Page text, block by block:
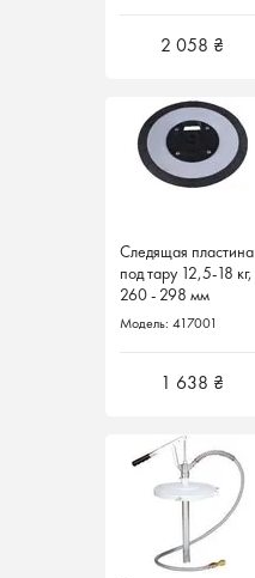
2 058 ₴
Следящая пластина
под тару 12,5-18 кг,
260 - 298 мм
417001 Samoa
Модель: 417001
1 638 ₴